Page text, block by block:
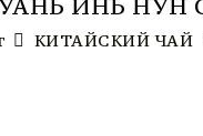
ИНЬ
КИТАЙСКИЙ ЧАЙ